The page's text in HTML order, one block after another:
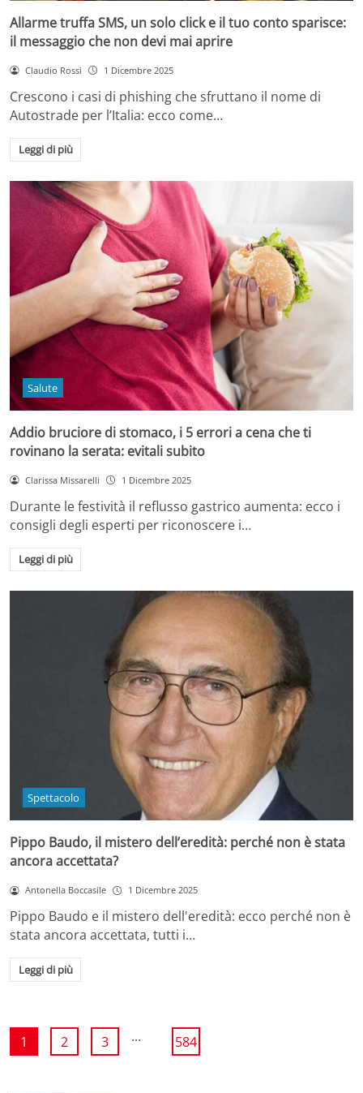
Allarme truffa SMS, un solo click e il tuo conto sparisce:
il messaggio che non devi mai aprire
Claudio Rossi 1 Dicembre 2025
Crescono i casi di phishing che sfruttano il nome di
Autostrade per l’Italia: ecco come…
Leggi di più
Salute
Addio bruciore di stomaco, i 5 errori a cena che ti
rovinano la serata: evitali subito
Clarissa Missarelli 1 Dicembre 2025
Durante le festività il reflusso gastrico aumenta: ecco i
consigli degli esperti per riconoscere i…
Leggi di più
Spettacolo
Pippo Baudo, il mistero dell’eredità: perché non è stata
ancora accettata?
Antonella Boccasile 1 Dicembre 2025
Pippo Baudo e il mistero dell'eredità: ecco perché non è
stata ancora accettata, tutti i…
Leggi di più
1 2 3 ... 584